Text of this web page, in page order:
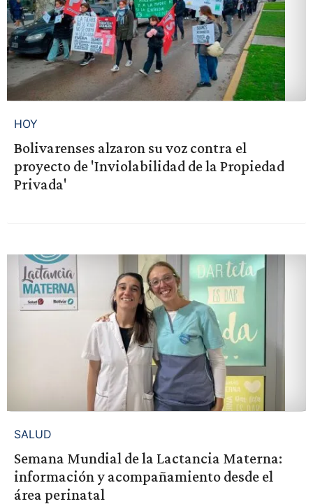
HOY
Bolivarenses alzaron su voz contra el
proyecto de 'Inviolabilidad de la Propiedad
Privada'
SALUD
Semana Mundial de la Lactancia Materna:
información y acompañamiento desde el
área perinatal